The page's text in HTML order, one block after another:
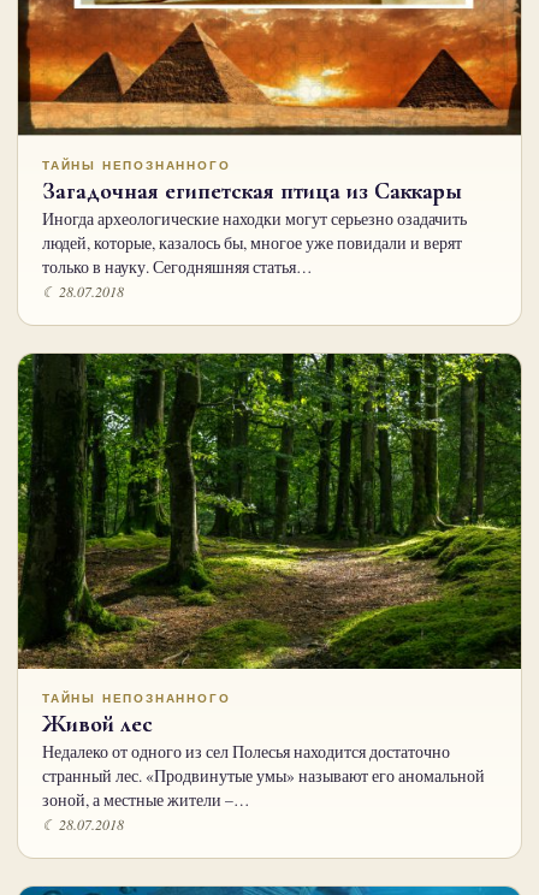
ТАЙНЫ НЕПОЗНАННОГО
Загадочная египетская птица из Саккары
Иногда археологические находки могут серьезно озадачить
людей, которые, казалось бы, многое уже повидали и верят
только в науку. Сегодняшняя статья…
☾ 28.07.2018
ТАЙНЫ НЕПОЗНАННОГО
Живой лес
Недалеко от одного из сел Полесья находится достаточно
странный лес. «Продвинутые умы» называют его аномальной
зоной, а местные жители –…
☾ 28.07.2018